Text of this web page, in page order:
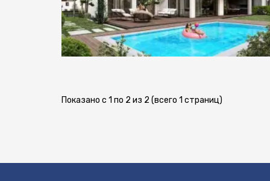
Показано с 1 по 2 из 2 (всего 1 страниц)